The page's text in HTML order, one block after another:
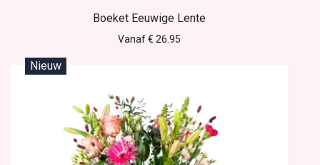
Boeket Eeuwige Lente
Vanaf € 26.95
Nieuw